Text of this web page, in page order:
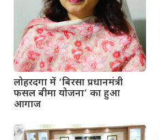
लोहरदगा में ‘बिरसा प्रधानमंत्री
फसल बीमा योजना’ का हुआ
आगाज